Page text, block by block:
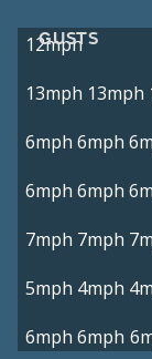
GUSTS
12mph
13mph 13mph
6mph 6mph
6mph 6mph
7mph 7mph
5mph 4mph
6mph 6mph